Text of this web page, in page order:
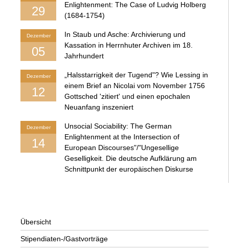
29
Enlightenment: The Case of Ludvig Holberg
(1684-1754)
Dezember
05
In Staub und Asche: Archivierung und
Kassation in Herrnhuter Archiven im 18.
Jahrhundert
Dezember
12
„Halsstarrigkeit der Tugend"? Wie Lessing in
einem Brief an Nicolai vom November 1756
Gottsched 'zitiert' und einen epochalen
Neuanfang inszeniert
Dezember
14
Unsocial Sociability: The German
Enlightenment at the Intersection of
European Discourses"/"Ungesellige
Geselligkeit. Die deutsche Aufklärung am
Schnittpunkt der europäischen Diskurse
Übersicht
Stipendiaten-/Gastvorträge